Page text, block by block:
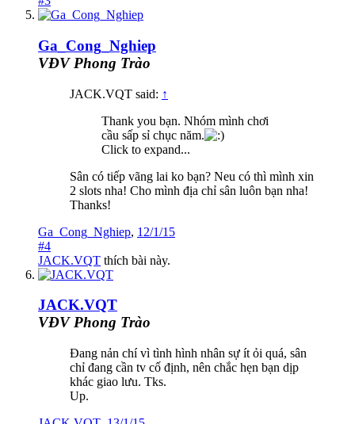
Ga_Cong_Nghiep
VĐV Phong Trào
JACK.VQT said: ↑
Thank you bạn. Nhóm mình chơi
cầu sấp sỉ chục năm.
Click to expand...
Sân có tiếp vãng lai ko bạn? Neu có thì mình xin
2 slots nha! Cho mình địa chỉ sân luôn bạn nha!
Thanks!
Ga_Cong_Nghiep, 12/1/15
#4
JACK.VQT thích bài này.
JACK.VQT
VĐV Phong Trào
Đang nản chí vì tình hình nhân sự ít ỏi quá, sân
chỉ đang cần tv cố định, nên chắc hẹn bạn dịp
khác giao lưu. Tks.
Up.